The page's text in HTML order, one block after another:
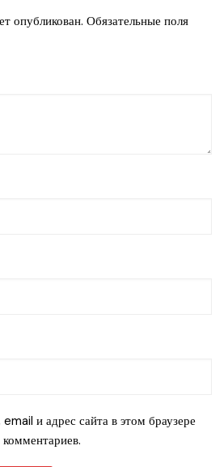
опубликован. Обязательные поля
и адрес сайта в этом браузере